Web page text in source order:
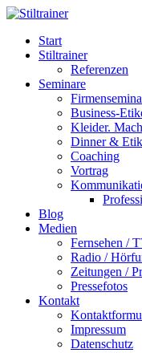
Start
Stiltrainer
Referenzen
Seminare
Business-
Kleider.
Dinner &
Coaching
Vortrag
Blog
Medien
Fernsehen /
Radio /
Zeitungen /
Pressefotos
Kontakt
Impressum
Datenschutz